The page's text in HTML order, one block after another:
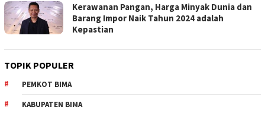
Kerawanan Pangan, Harga Minyak Dunia dan
Barang Impor Naik Tahun 2024 adalah
Kepastian
TOPIK POPULER
PEMKOT BIMA
KABUPATEN BIMA